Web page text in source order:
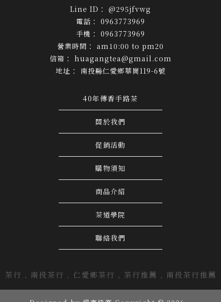
@295jfvwg
0963773969
0963773969
am10:00 to pm20
huagangtea@gmail.com
南投縣仁愛鄉華崗119-6號
40年傳香手路茶
關於我們
促銷活動
購物須知
商品介紹
茶道學院
聯絡我們
茶行 南投茶行 仁愛鄉茶行 茶行推薦 南投茶行推薦